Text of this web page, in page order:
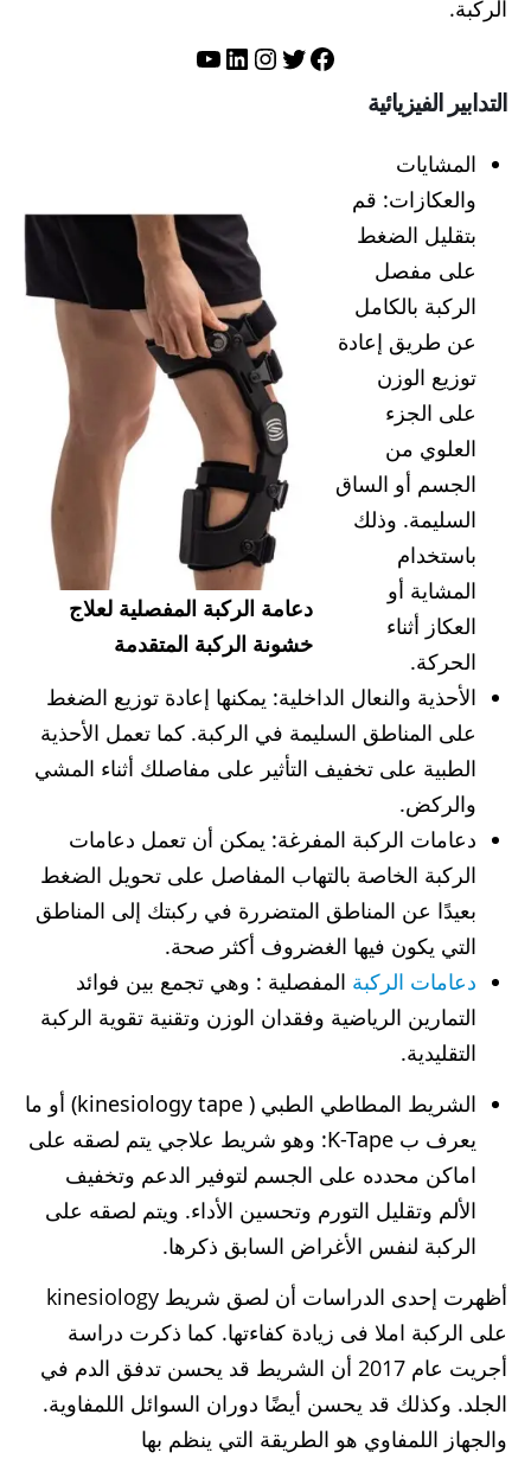
الركبة.
فيسبوك
تويترإنستجرام
لينكد إنيوتيوب
التدابير الفيزيائية
دعامة الركبة المفصلية لعلاج
خشونة الركبة المتقدمة
المشايات
والعكازات: قم
بتقليل الضغط
على مفصل
الركبة بالكامل
عن طريق إعادة
توزيع الوزن
على الجزء
العلوي من
الجسم أو الساق
السليمة. وذلك
باستخدام
المشاية أو
العكاز أثناء
الحركة.
الأحذية والنعال الداخلية: يمكنها إعادة توزيع الضغط
على المناطق السليمة في الركبة. كما تعمل الأحذية
الطبية على تخفيف التأثير على مفاصلك أثناء المشي
والركض.
دعامات الركبة المفرغة: يمكن أن تعمل دعامات
الركبة الخاصة بالتهاب المفاصل على تحويل الضغط
بعيدًا عن المناطق المتضررة في ركبتك إلى المناطق
التي يكون فيها الغضروف أكثر صحة.
دعامات الركبة المفصلية : وهي تجمع بين فوائد
التمارين الرياضية وفقدان الوزن وتقنية تقوية الركبة
التقليدية.
الشريط المطاطي الطبي ( kinesiology tape) أو ما
يعرف ب K-Tape: وهو شريط علاجي يتم لصقه على
اماكن محدده على الجسم لتوفير الدعم وتخفيف
الألم وتقليل التورم وتحسين الأداء. ويتم لصقه على
الركبة لنفس الأغراض السابق ذكرها.
أظهرت إحدى الدراسات أن لصق شريط kinesiology
على الركبة املا فى زيادة كفاءتها. كما ذكرت دراسة
أجريت عام 2017 أن الشريط قد يحسن تدفق الدم في
الجلد. وكذلك قد يحسن أيضًا دوران السوائل اللمفاوية.
والجهاز اللمفاوي هو الطريقة التي ينظم بها